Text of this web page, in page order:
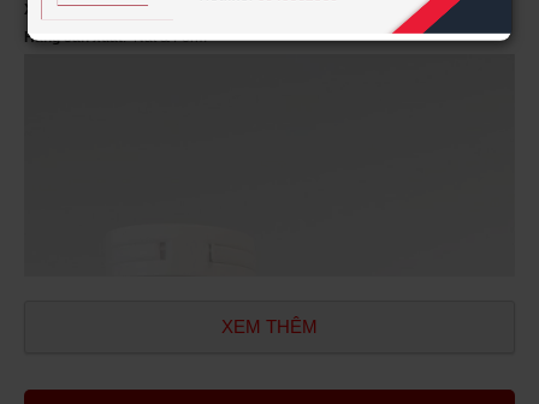
Xuất xứ:Nhập nguyên hộp từ Pháp
Hãng sản xuất: Nat & Form
XEM THÊM